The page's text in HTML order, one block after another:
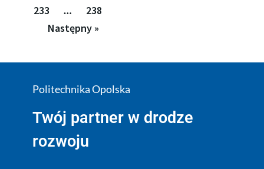
233
…
238
Następny »
Politechnika Opolska
Twój partner w drodze
rozwoju